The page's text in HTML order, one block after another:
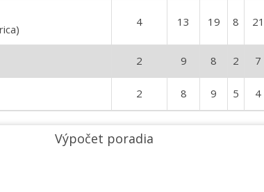
4 13 19 8 21
2 9 8 2 7
2 8 9 5 4
Výpočet poradia